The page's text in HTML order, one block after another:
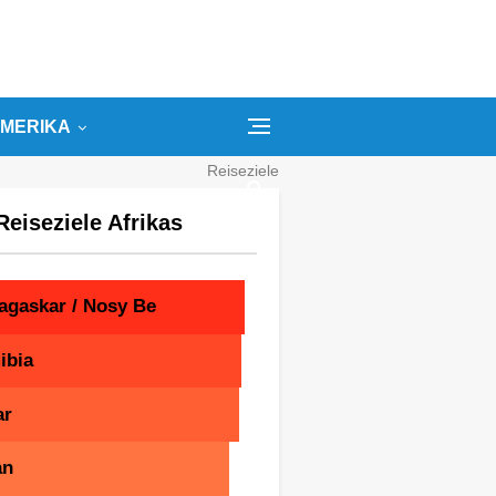
Reiseziele
Suchbegriffe
Afrikas
/ Nosy Be